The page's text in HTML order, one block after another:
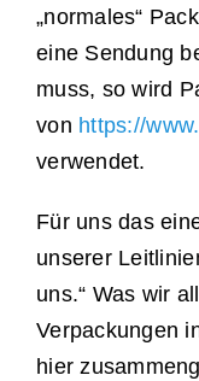
„normales“
eine Sendung
muss, so wird
von https://
verwendet.
Für uns das
unserer
uns.“ Was wir
Verpackungen
hier